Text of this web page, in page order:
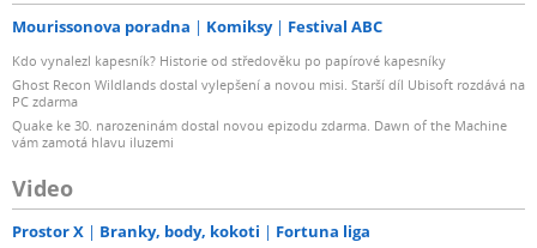
Mourissonova poradna Komiksy Festival ABC
Kdo vynalezl kapesník? Historie od středověku po papírové kapesníky
Ghost Recon Wildlands dostal vylepšení a novou misi. Starší díl Ubisoft rozdává na
PC zdarma
Quake ke 30. narozeninám dostal novou epizodu zdarma. Dawn of the Machine
vám zamotá hlavu iluzemi
Video
Prostor X Branky, body, kokoti Fortuna liga